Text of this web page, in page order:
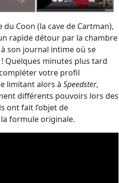
Coon (la cave de Cartman),
rapide détour par la chambre
son journal intime où se
Quelques minutes plus tard
votre profil
limitant alors à Speedster,
différents pouvoirs lors des
ont fait l’objet de
formule originale.